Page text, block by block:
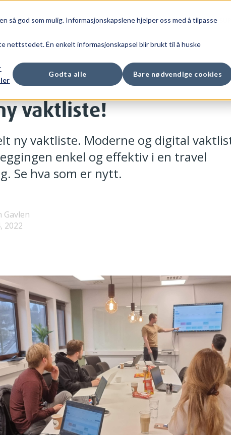
så god som mulig. Informasjonskapslene hjelper oss med å tilpasse
nettstedet. Én enkelt informasjonskapsel blir brukt til å huske
Godta alle Bare nødvendige cookies
PRISER BLOGG OM OSS
vaktliste!
ny vaktliste. Moderne og digital
enkel og effektiv i en travel
Se hva som er nytt.
Gavlen
2022